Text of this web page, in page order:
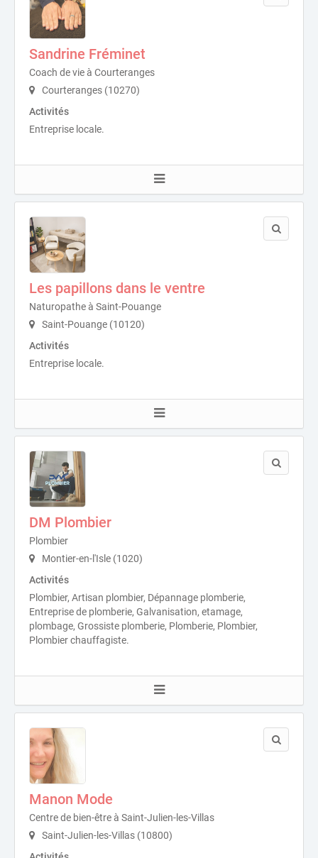
Sandrine Fréminet
Coach de vie à Courteranges
Courteranges (10270)
Activités
Entreprise locale.
Les papillons dans le ventre
Naturopathe à Saint-Pouange
Saint-Pouange (10120)
Activités
Entreprise locale.
DM Plombier
Plombier
Montier-en-l'Isle (1020)
Activités
Plombier, Artisan plombier, Dépannage plomberie,
Entreprise de plomberie, Galvanisation, etamage,
plombage, Grossiste plomberie, Plomberie, Plombier,
Plombier chauffagiste.
Manon Mode
Centre de bien-être à Saint-Julien-les-Villas
Saint-Julien-les-Villas (10800)